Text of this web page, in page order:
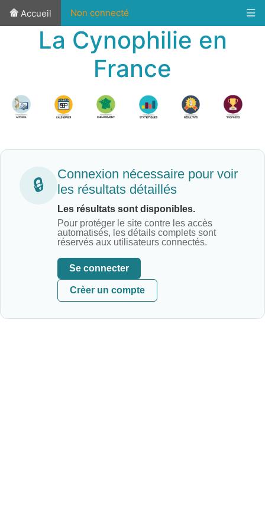
Accueil Non connecté
La Cynophilie en
France
🔒
Connexion nécessaire pour voir
les résultats détaillés
Les résultats sont disponibles.
Pour protéger le site contre les accès
automatisés, les détails complets sont
réservés aux utilisateurs connectés.
Se connecter
Crèer un compte